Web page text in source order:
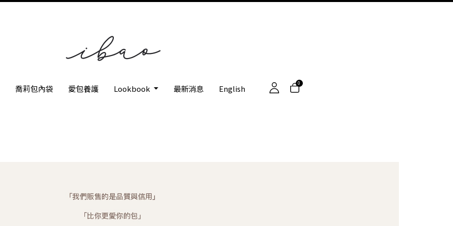
喬莉包內袋 愛包養護 Lookbook 最新消息 English
0